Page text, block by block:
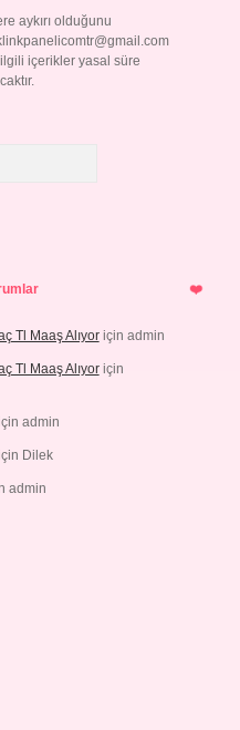
aykırı olduğunu
içerikler yasal süre
Tl Maaş Alıyoriçin admin
Tl Maaş Alıyoriçin
admin
Dilek
admin